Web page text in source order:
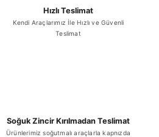
Hızlı Teslimat
Kendi Araçlarımız İle Hızlı ve Güvenli
Teslimat
Soğuk Zincir Kırılmadan Teslimat
Ürünlerimiz soğutmalı araçlarla kapnızda